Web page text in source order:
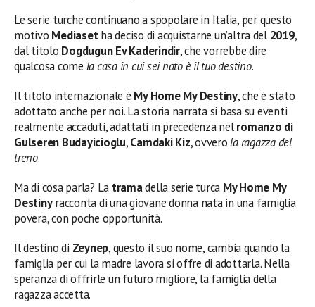
Le serie turche continuano a spopolare in Italia, per questo
motivo Mediasetha deciso di acquistarne un’altra del 2019,
dal titolo Dogdugun Ev Kaderindir, che vorrebbe dire
qualcosa come la casa in cui sei nato è il tuo destino.
Il titolo internazionale è My Home My Destiny, che è stato
adottato anche per noi. La storia narrata si basa su eventi
realmente accaduti, adattati in precedenza nelromanzo di
Gulseren Budayicioglu,Camdaki Kiz, ovverola ragazza del
treno.
Ma di cosa parla? La tramadella serie turca My Home My
Destinyracconta di una giovane donna nata in una famiglia
povera, con poche opportunità.
Il destino di Zeynep, questo il suo nome, cambia quando la
famiglia per cui la madre lavora si offre di adottarla. Nella
speranza di offrirle un futuro migliore, la famiglia della
ragazza accetta.